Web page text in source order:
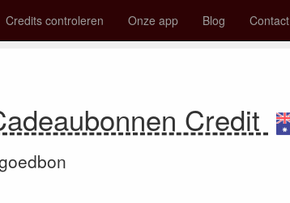
Credits controleren Onze app Blog Contact
Credit